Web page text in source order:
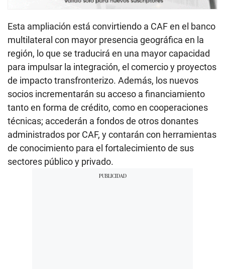
Esta ampliación está convirtiendo a CAF en el banco
multilateral con mayor presencia geográfica en la
región, lo que se traducirá en una mayor capacidad
para impulsar la integración, el comercio y proyectos
de impacto transfronterizo. Además, los nuevos
socios incrementarán su acceso a financiamiento
tanto en forma de crédito, como en cooperaciones
técnicas; accederán a fondos de otros donantes
administrados por CAF, y contarán con herramientas
de conocimiento para el fortalecimiento de sus
sectores público y privado.